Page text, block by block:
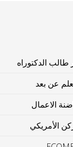
طالب الدكتوراه
عن بعد
الاعمال
الأمريكي